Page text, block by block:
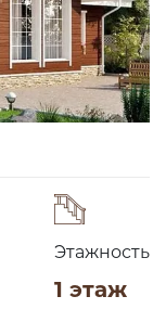
Этажность
1 этаж